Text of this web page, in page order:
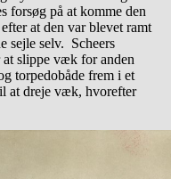
forsøg på at komme den
at den var blevet ramt
sejle selv. Scheers
slippe væk for anden
torpedobåde frem i et
at dreje væk, hvorefter